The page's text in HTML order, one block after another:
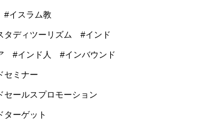
イスラム教
タディツーリズム インド
インド人 インバウンド
セミナー
セールスプロモーション
ターゲット